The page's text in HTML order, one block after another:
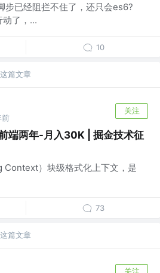
已经阻拦不住了，还只会es6?
了，...
10
篇文章
关注
端两年-月入30K | 掘金技术征
）块级格式化上下文，是
73
篇文章
关注